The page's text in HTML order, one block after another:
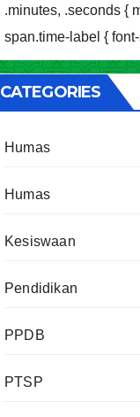
.minutes, .seconds {
span.time-label {
CATEGORIES
Humas
Humas
Kesiswaan
Pendidikan
PPDB
PTSP